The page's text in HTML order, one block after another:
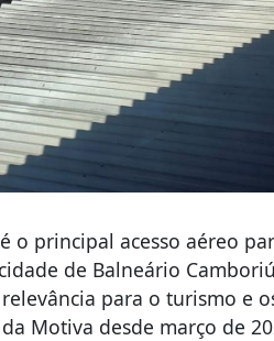
o principal acesso aéreo
de Balneário
para o turismo e
Motiva desde março de